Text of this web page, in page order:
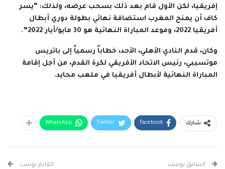
إفريقيا، لكن الأول قام بعد ذلك بسحب عرضه، ولذلك: “يسر
كاف أن يمنح المغرب استضافة نهائي بطولة دوري أبطال
أفريقيا 2022، وموعد المباراة النهائية هو 30 مايو/أيار 2022”.
وكان، قدم النادي الأهلي، الأحد، خطاباً رسمياً إلى باتريس
موتسيبي، رئيس الاتحاد الأفريقي لكرة القدم، من أجل إقامة
المباراة النهائية لأبطال أفريقيا في ملعب محايد.
شارك Facebook
Twitter
WhatsApp
السابق بوست القادم بوست